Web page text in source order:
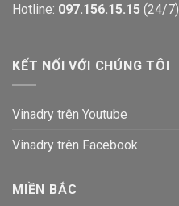
Hotline: 097.156.15.15 (24/7)
KẾT NỐI VỚI CHÚNG TÔI
Vinadry trên Youtube
Vinadry trên Facebook
MIỀN BẮC